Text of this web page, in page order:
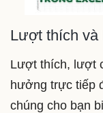
Lượt thích và
Lượt thích, lượt
hưởng trực tiếp
chúng cho bạn